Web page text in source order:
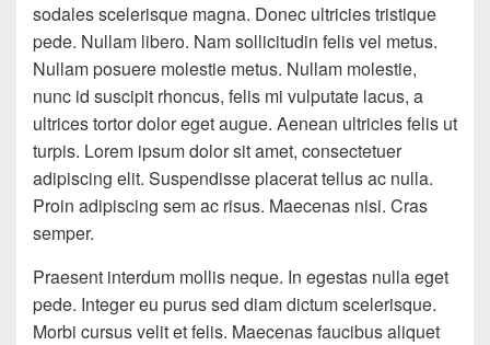
sodales scelerisque magna. Donec ultricies tristique
pede. Nullam libero. Nam sollicitudin felis vel metus.
Nullam posuere molestie metus. Nullam molestie,
nunc id suscipit rhoncus, felis mi vulputate lacus, a
ultrices tortor dolor eget augue. Aenean ultricies felis ut
turpis. Lorem ipsum dolor sit amet, consectetuer
adipiscing elit. Suspendisse placerat tellus ac nulla.
Proin adipiscing sem ac risus. Maecenas nisi. Cras
semper.
Praesent interdum mollis neque. In egestas nulla eget
pede. Integer eu purus sed diam dictum scelerisque.
Morbi cursus velit et felis. Maecenas faucibus aliquet